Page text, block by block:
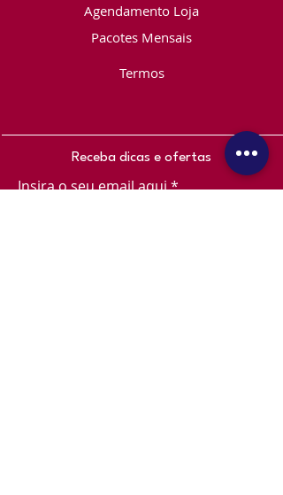
Agendamento Loja
Pacotes Mensais
Termos
Receba dicas e ofertas
Insira o seu email aqui